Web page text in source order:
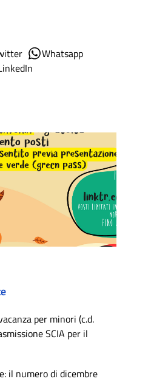
Whatsapp
per minori (c.d.
SCIA per il
il numero di dicembre